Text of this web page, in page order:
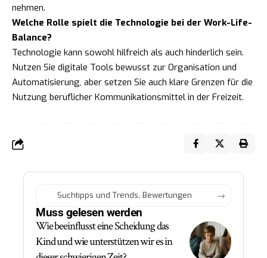
nehmen.
Welche Rolle spielt die Technologie bei der Work-Life-
Balance?
Technologie kann sowohl hilfreich als auch hinderlich sein.
Nutzen Sie digitale Tools bewusst zur Organisation und
Automatisierung, aber setzen Sie auch klare Grenzen für die
Nutzung beruflicher Kommunikationsmittel in der Freizeit.
Muss gelesen werden
Wie beeinflusst eine Scheidung das
Kind und wie unterstützen wir es in